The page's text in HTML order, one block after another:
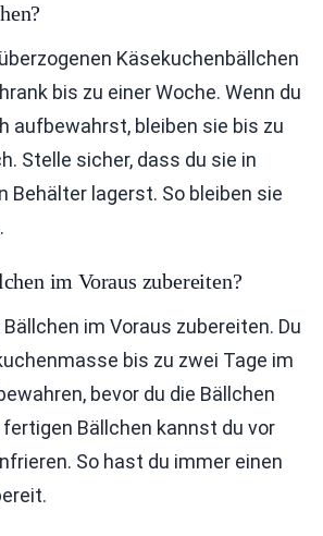
Käsekuchenbällchen
bis zu einer Woche. Wenn du
aufbewahrst, bleiben sie bis zu
Stelle sicher, dass du sie in
Behälter lagerst. So bleiben sie
im Voraus zubereiten?
im Voraus zubereiten. Du
bis zu zwei Tage im
bevor du die Bällchen
Bällchen kannst du vor
So hast du immer einen